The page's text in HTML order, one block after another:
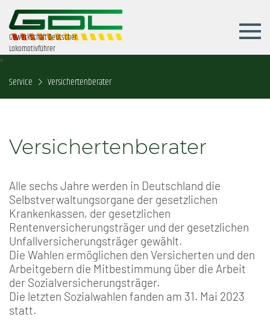
Gewerkschaft Deutscher
Lokomotivführer
Service Versichertenberater
Versichertenberater
Alle sechs Jahre werden in Deutschland die
Selbstverwaltungsorgane der gesetzlichen
Krankenkassen, der gesetzlichen
Rentenversicherungsträger und der gesetzlichen
Unfallversicherungsträger gewählt.
Die Wahlen ermöglichen den Versicherten und den
Arbeitgebern die Mitbestimmung über die Arbeit
der Sozialversicherungsträger.
Die letzten Sozialwahlen fanden am 31. Mai 2023
statt.